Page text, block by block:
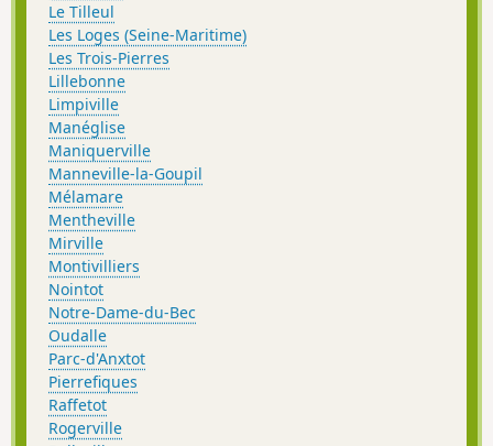
Le Tilleul
Les Loges (Seine-Maritime)
Les Trois-Pierres
Lillebonne
Limpiville
Manéglise
Maniquerville
Manneville-la-Goupil
Mélamare
Mentheville
Mirville
Montivilliers
Nointot
Notre-Dame-du-Bec
Oudalle
Parc-d'Anxtot
Pierrefiques
Raffetot
Rogerville